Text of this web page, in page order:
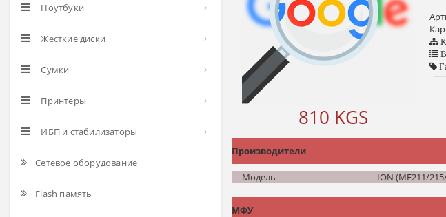
Ноутбуки
Жесткие диски
Сумки
Принтеры
ИБП и стабилизаторы
Сетевое оборудование
Flash память
810 KGS
Производители
Модель ION (MF211/
МФУ